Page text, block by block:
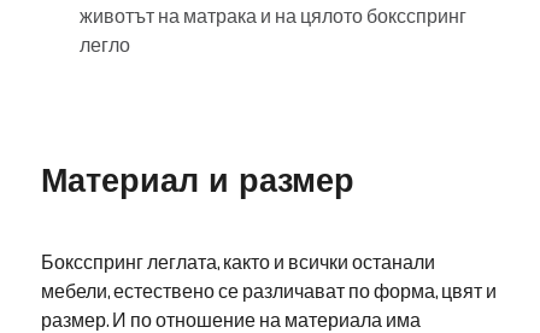
животът на матрака и на цялото боксспринг
легло
Материал и размер
Боксспринг леглата, както и всички останали
мебели, естествено се различават по форма, цвят и
размер. И по отношение на материала има